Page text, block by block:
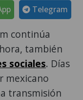
Telegram
continúa
también
sociales. Días
mexicano
transmisión